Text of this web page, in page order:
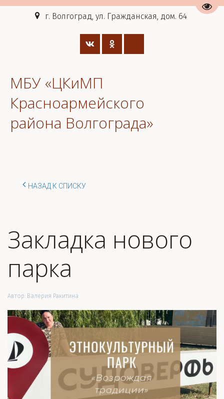
г. Волгоград, ул. Гражданская, дом. 64
МБУ «ЦКиМП
Красноармейского
района Волгограда»
НАЗАД К СПИСКУ
Закладка нового
парка
Автор: Валерия Ракитина